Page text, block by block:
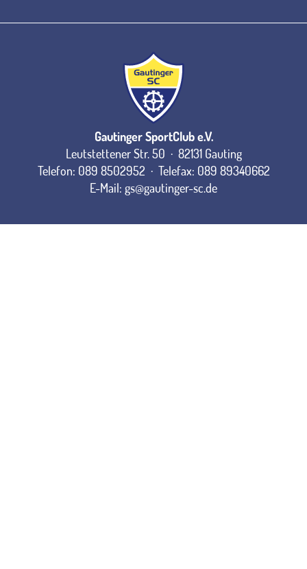
Gautinger SportClub e.V.
Leutstettener Str. 50 · 82131 Gauting
Telefon: 089 8502952 · Telefax: 089 89340662
E-Mail: gs@gautinger-sc.de